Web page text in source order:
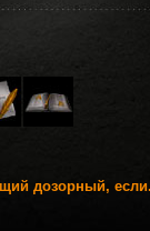
дозорный,